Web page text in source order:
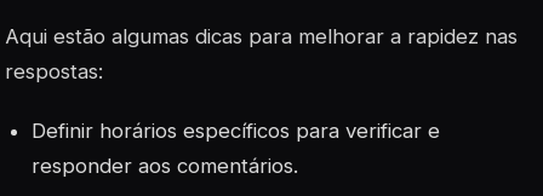
Aqui estão algumas dicas para melhorar a rapidez nas
respostas:
Definir horários específicos para verificar e
responder aos comentários.